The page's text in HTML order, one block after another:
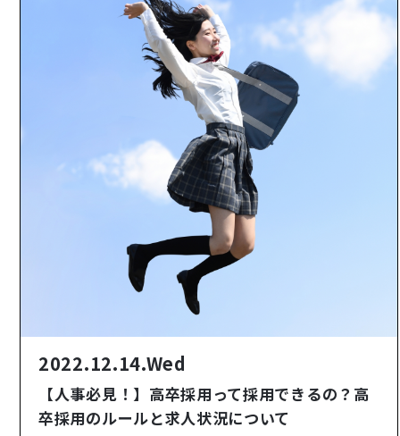
2022.12.14.Wed
【人事必見！】高卒採用って採用できるの？高
卒採用のルールと求人状況について